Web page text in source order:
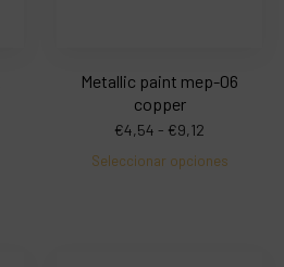
Metallic paint mep-06
copper
€4,54 - €9,12
Seleccionar opciones